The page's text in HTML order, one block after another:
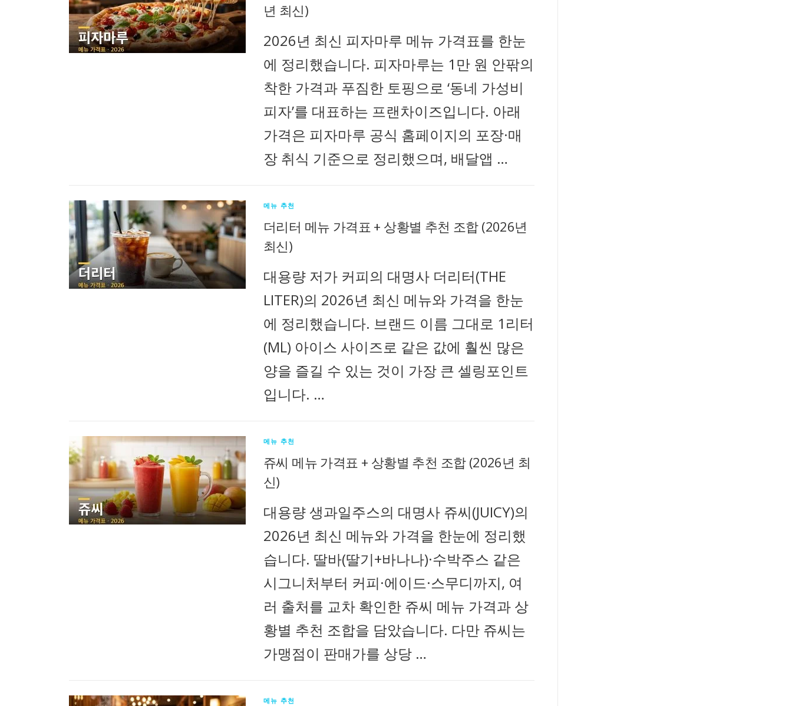
년 최신)
2026년 최신 피자마루 메뉴 가격표를 한눈
에 정리했습니다. 피자마루는 1만 원 안팎의
착한 가격과 푸짐한 토핑으로 ‘동네 가성비
피자’를 대표하는 프랜차이즈입니다. 아래
가격은 피자마루 공식 홈페이지의 포장·매
장 취식 기준으로 정리했으며, 배달앱 …
메뉴 추천
더리터 메뉴 가격표 + 상황별 추천 조합 (2026년
최신)
대용량 저가 커피의 대명사 더리터(THE
LITER)의 2026년 최신 메뉴와 가격을 한눈
에 정리했습니다. 브랜드 이름 그대로 1리터
(ML) 아이스 사이즈로 같은 값에 훨씬 많은
양을 즐길 수 있는 것이 가장 큰 셀링포인트
입니다. …
메뉴 추천
쥬씨 메뉴 가격표 + 상황별 추천 조합 (2026년 최
신)
대용량 생과일주스의 대명사 쥬씨(JUICY)의
2026년 최신 메뉴와 가격을 한눈에 정리했
습니다. 딸바(딸기+바나나)·수박주스 같은
시그니처부터 커피·에이드·스무디까지, 여
러 출처를 교차 확인한 쥬씨 메뉴 가격과 상
황별 추천 조합을 담았습니다. 다만 쥬씨는
가맹점이 판매가를 상당 …
메뉴 추천